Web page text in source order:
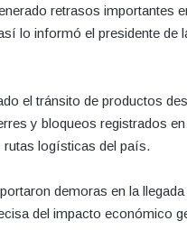
retrasos importantes
lo informó el presidente de
el tránsito de productos
y bloqueos registrados
rutas logísticas del país.
demoras en la
del impacto económico